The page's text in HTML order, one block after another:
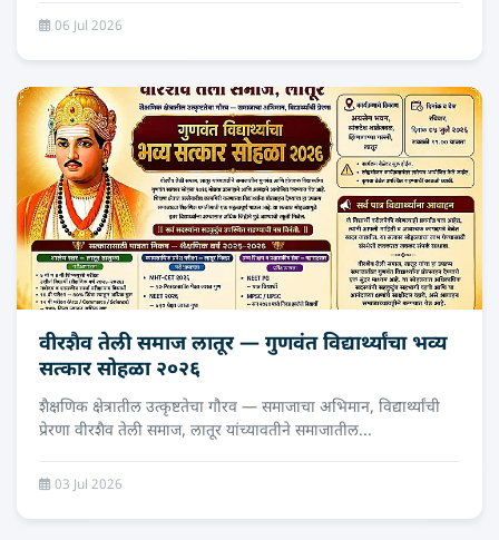
06 Jul 2026
वीरशैव तेली समाज लातूर — गुणवंत विद्यार्थ्यांचा भव्य
सत्कार सोहळा २०२६
शैक्षणिक क्षेत्रातील उत्कृष्टतेचा गौरव — समाजाचा अभिमान, विद्यार्थ्यांची
प्रेरणा वीरशैव तेली समाज, लातूर यांच्यावतीने समाजातील...
03 Jul 2026